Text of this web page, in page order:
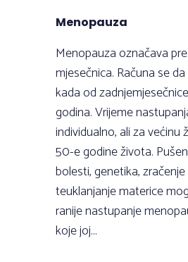
Menopauza
Menopauza označava
mjesečnica. Računa se
kada od
godina. Vrijeme
individualno, ali za većinu
50-e godine života.
bolesti, genetika,
teuklanjanje materice
ranije nastupanje
koje joj...